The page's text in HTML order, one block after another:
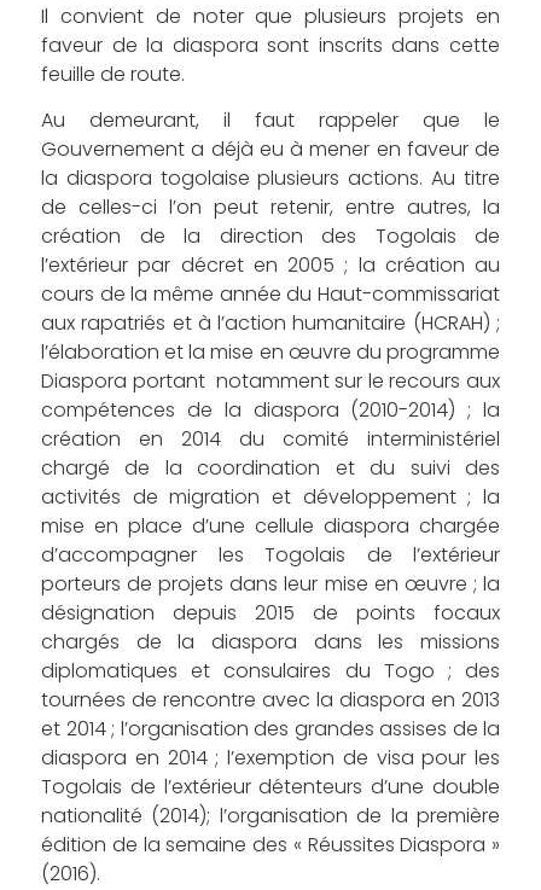
Il convient de noter que plusieurs projets en
faveur de la diaspora sont inscrits dans cette
feuille de route.
Au demeurant, il faut rappeler que le
Gouvernement a déjà eu à mener en faveur de
la diaspora togolaise plusieurs actions. Au titre
de celles-ci l’on peut retenir, entre autres, la
création de la direction des Togolais de
l’extérieur par décret en 2005 ; la création au
cours de la même année du Haut-commissariat
aux rapatriés et à l’action humanitaire (HCRAH) ;
l’élaboration et la mise en œuvre du programme
Diaspora portant notamment sur le recours aux
compétences de la diaspora (2010-2014) ; la
création en 2014 du comité interministériel
chargé de la coordination et du suivi des
activités de migration et développement ; la
mise en place d’une cellule diaspora chargée
d’accompagner les Togolais de l’extérieur
porteurs de projets dans leur mise en œuvre ; la
désignation depuis 2015 de points focaux
chargés de la diaspora dans les missions
diplomatiques et consulaires du Togo ; des
tournées de rencontre avec la diaspora en 2013
et 2014 ; l’organisation des grandes assises de la
diaspora en 2014 ; l’exemption de visa pour les
Togolais de l’extérieur détenteurs d’une double
nationalité (2014); l’organisation de la première
édition de la semaine des « Réussites Diaspora »
(2016).